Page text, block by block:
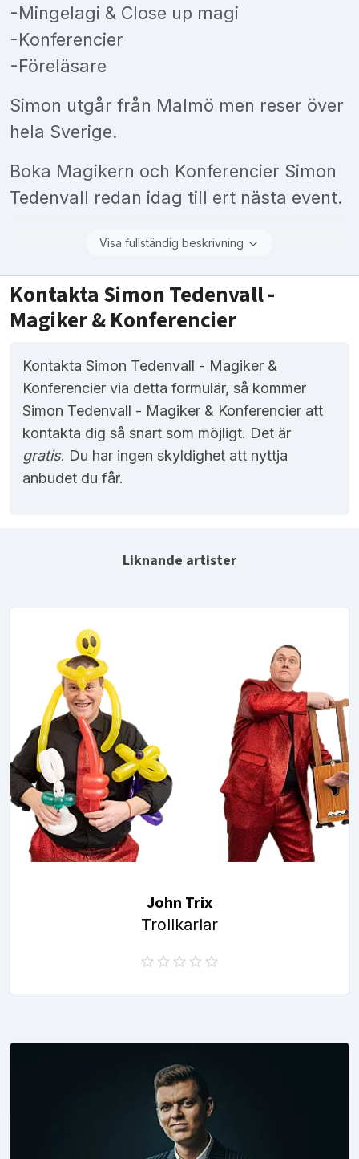
-Mingelagi & Close up magi
-Konferencier
-Föreläsare
Simon utgår från Malmö men reser över
hela Sverige.
Boka Magikern och Konferencier Simon
Tedenvall redan idag till ert nästa event.
Visa fullständig beskrivning
Kontakta Simon Tedenvall -
Magiker & Konferencier
Kontakta Simon Tedenvall - Magiker &
Konferencier via detta formulär, så kommer
Simon Tedenvall - Magiker & Konferencier att
kontakta dig så snart som möjligt. Det är
gratis. Du har ingen skyldighet att nyttja
anbudet du får.
Liknande artister
John Trix
Trollkarlar